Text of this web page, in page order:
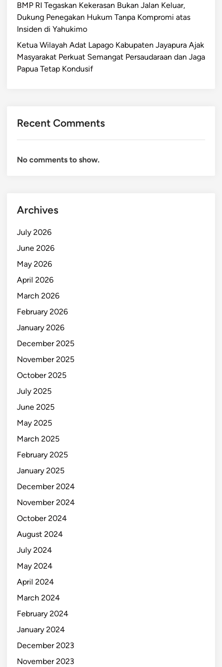
BMP RI Tegaskan Kekerasan Bukan Jalan Keluar,
Dukung Penegakan Hukum Tanpa Kompromi atas
Insiden di Yahukimo
Ketua Wilayah Adat Lapago Kabupaten Jayapura Ajak
Masyarakat Perkuat Semangat Persaudaraan dan Jaga
Papua Tetap Kondusif
Recent Comments
No comments to show.
Archives
July 2026
June 2026
May 2026
April 2026
March 2026
February 2026
January 2026
December 2025
November 2025
October 2025
July 2025
June 2025
May 2025
March 2025
February 2025
January 2025
December 2024
November 2024
October 2024
August 2024
July 2024
May 2024
April 2024
March 2024
February 2024
January 2024
December 2023
November 2023